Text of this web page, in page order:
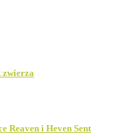
zwierza
Reaven i Heven Sent